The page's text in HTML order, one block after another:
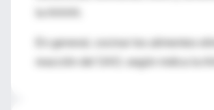
En general, cocinar los alimentos
reacción del SAO, según indica la